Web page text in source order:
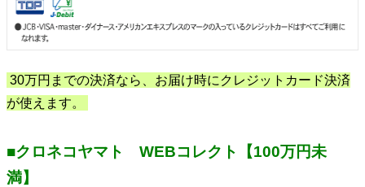
30万円までの決済なら、お届け時にクレジットカード決済
が使えます。
■クロネコヤマト WEBコレクト【100万円未
満】